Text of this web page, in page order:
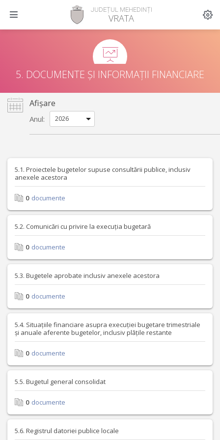
JUDEȚUL MEHEDINȚI
VRATA
5. DOCUMENTE ȘI INFORMAȚII FINANCIARE
Afișare
Anul:
5.1. Proiectele bugetelor supuse consultării publice, inclusiv
anexele acestora
0 documente
5.2. Comunicări cu privire la execuția bugetară
0 documente
5.3. Bugetele aprobate inclusiv anexele acestora
0 documente
5.4. Situațiile financiare asupra execuției bugetare trimestriale
și anuale aferente bugetelor, inclusiv plățile restante
0 documente
5.5. Bugetul general consolidat
0 documente
5.6. Registrul datoriei publice locale